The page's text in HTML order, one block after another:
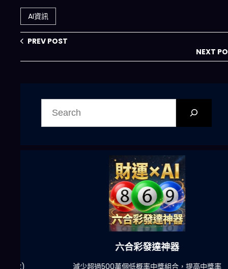
造DNS身份驗證新
標準，終結代理人
偽造與數據污染亂
AI資訊
PREV POST
NEXT
六合彩發達神器
減少超過500萬個低概率中獎組合，提高中獎率